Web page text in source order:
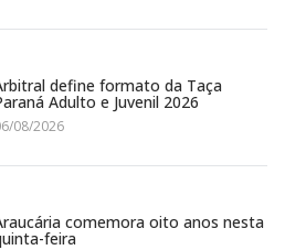
define formato da Taça
Adulto e Juvenil 2026
08/2026
comemora oito anos nesta
feira